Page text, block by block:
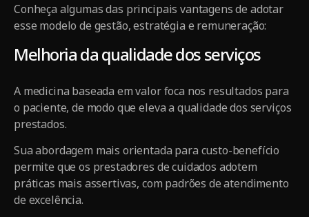
Conheça algumas das principais vantagens de adotar
esse modelo de gestão, estratégia e remuneração:
Melhoria da qualidade dos serviços
A medicina baseada em valor foca nos resultados para
o paciente, de modo que eleva a qualidade dos serviços
prestados.
Sua abordagem mais orientada para custo-benefício
permite que os prestadores de cuidados adotem
práticas mais assertivas, com padrões de atendimento
de excelência.